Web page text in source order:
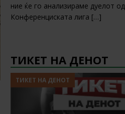
ние ќе го анализираме дуелот од
Конференциската лига […]
ТИКЕТ НА ДЕНОТ
ТИКЕТ НА ДЕНОТ